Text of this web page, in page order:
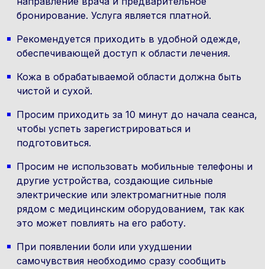
бронирование. Услуга является платной.
Рекомендуется приходить в удобной одежде,
обеспечивающей доступ к области лечения.
Кожа в обрабатываемой области должна быть
чистой и сухой.
Просим приходить за 10 минут до начала сеанса,
чтобы успеть зарегистрироваться и
подготовиться.
Просим не использовать мобильные телефоны и
другие устройства, создающие сильные
электрические или электромагнитные поля
рядом с медицинским оборудованием, так как
это может повлиять на его работу.
При появлении боли или ухудшении
самочувствия необходимо сразу сообщить